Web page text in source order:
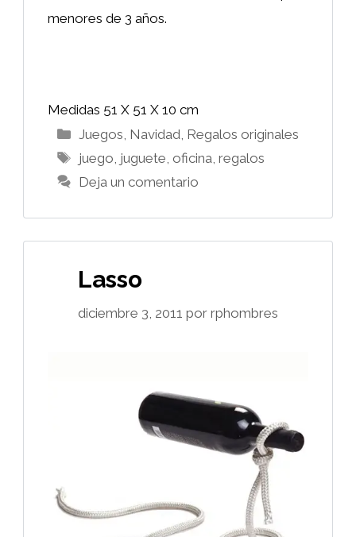
menores de 3 años.
Medidas 51 X 51 X 10 cm
Categorías
Juegos, Navidad, Regalos originales
Etiquetas
juego, juguete,oficina,regalos
Deja un comentario
Lasso
diciembre 3, 2011 por rphombres